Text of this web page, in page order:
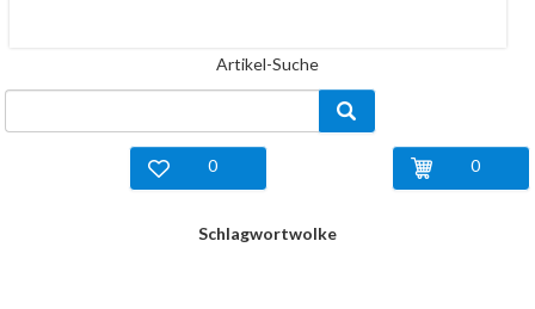
Artikel-Suche
0
0
Schlagwortwolke